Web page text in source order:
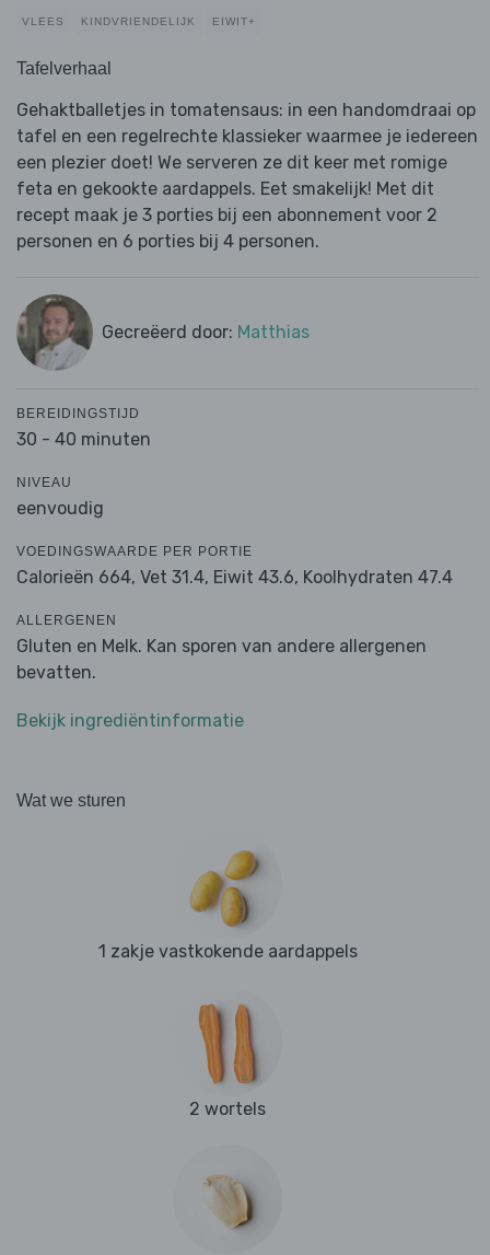
VLEES KINDVRIENDELIJK EIWIT+
Tafelverhaal
Gehaktballetjes in tomatensaus: in een handomdraai op
tafel en een regelrechte klassieker waarmee je iedereen
een plezier doet! We serveren ze dit keer met romige
feta en gekookte aardappels. Eet smakelijk! Met dit
recept maak je 3 porties bij een abonnement voor 2
personen en 6 porties bij 4 personen.
Gecreëerd door: Matthias
BEREIDINGSTIJD
30 - 40 minuten
NIVEAU
eenvoudig
VOEDINGSWAARDE PER PORTIE
Calorieën 664, Vet 31.4, Eiwit 43.6, Koolhydraten 47.4
ALLERGENEN
Gluten en Melk. Kan sporen van andere allergenen
bevatten.
Bekijk ingrediëntinformatie
Wat we sturen
1 zakje vastkokende aardappels
2 wortels